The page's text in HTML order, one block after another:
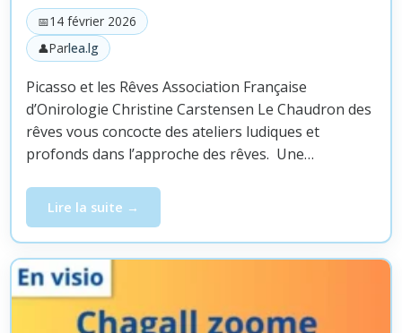
14 février 2026
Parlea.lg
Picasso et les Rêves Association Française
d’Onirologie Christine Carstensen Le Chaudron des
rêves vous concocte des ateliers ludiques et
profonds dans l’approche des rêves. Une…
Lire la suite
Atelier par Zoom – Picasso zoome sur vos rêves, jeudi